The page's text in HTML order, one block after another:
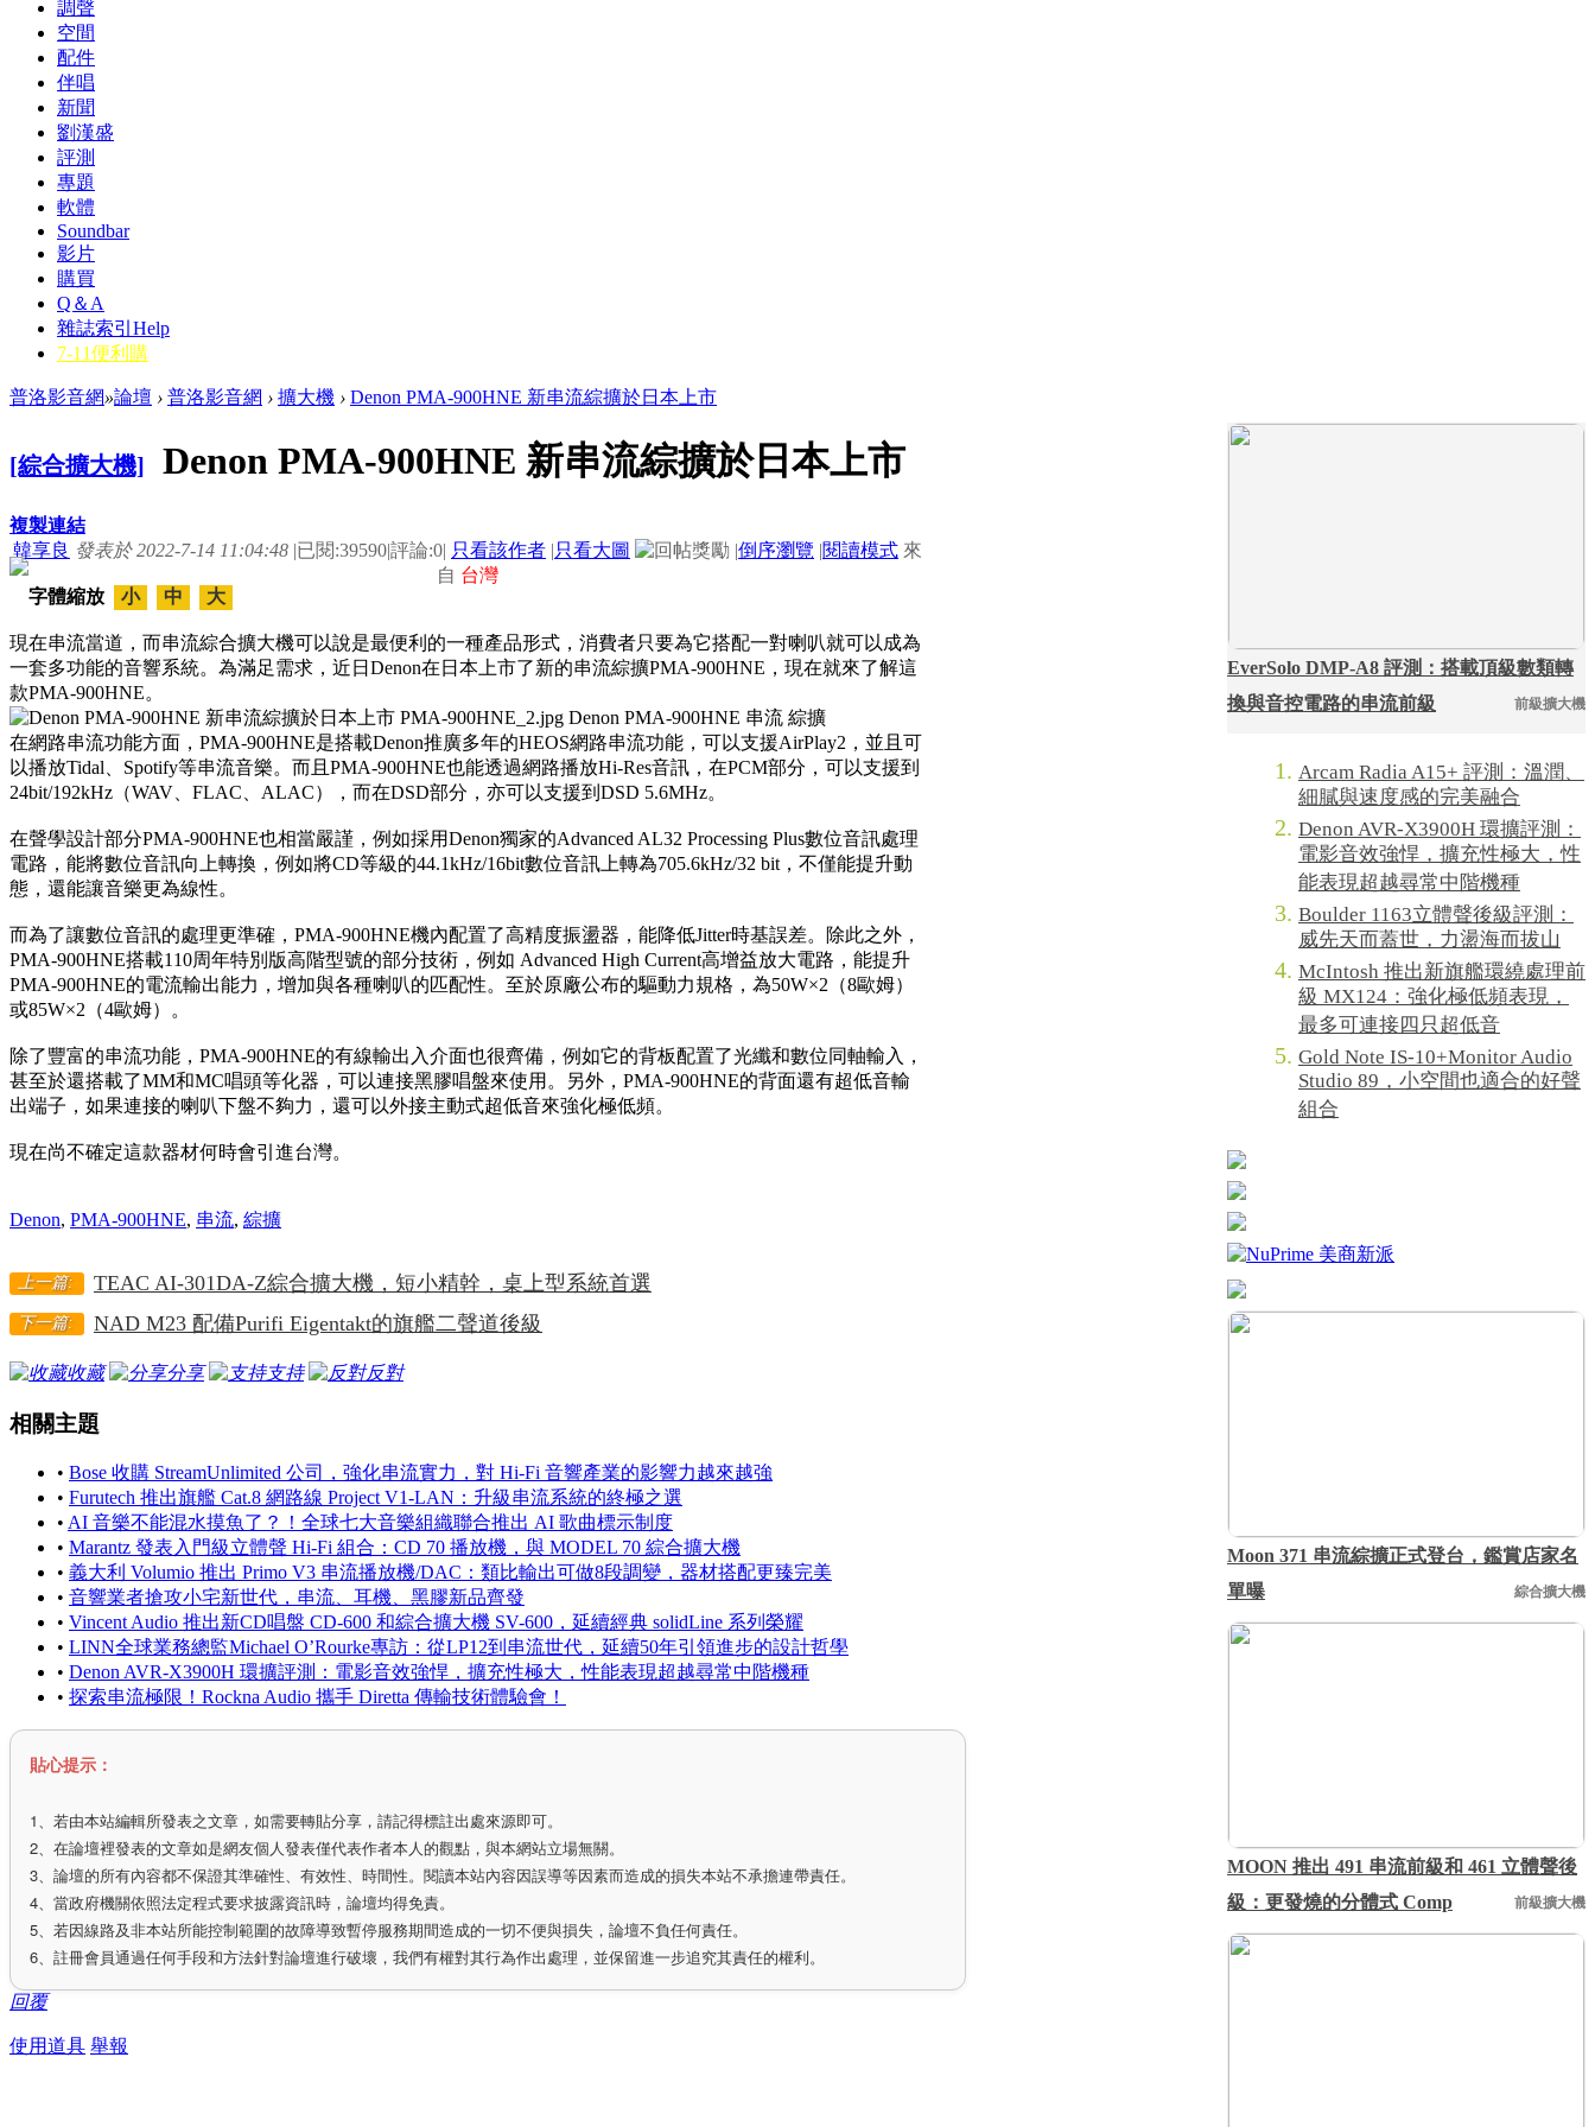
調聲
空間
配件
伴唱
新聞
劉漢盛
評測
專題
軟體
Soundbar
影片
購買
Q＆A
雜誌索引 Help
7-11便利購
普洛影音網»論壇 › 普洛影音網 › 擴大機 › Denon PMA-900HNE 新串流綜擴於日本上市
[綜合擴大機] Denon PMA-900HNE 新串流綜擴於日本上市
複製連結
韓享良 發表於 2022-7-14 11:04:48 |已閱:39590|評論:0| 只看該作者 |只看大圖 |倒序瀏覽 |閱讀模式 來
自 台灣
字體縮放
小 中 大
現在串流當道，而串流綜合擴大機可以說是最便利的一種產品形式，消費者只要為它搭配一對喇叭就可以成為
一套多功能的音響系統。為滿足需求，近日Denon在日本上市了新的串流綜擴PMA-900HNE，現在就來了解這
款PMA-900HNE。
在網路串流功能方面，PMA-900HNE是搭載Denon推廣多年的HEOS網路串流功能，可以支援AirPlay2，並且可
以播放Tidal、Spotify等串流音樂。而且PMA-900HNE也能透過網路播放Hi-Res音訊，在PCM部分，可以支援到
24bit/192kHz（WAV、FLAC、ALAC），而在DSD部分，亦可以支援到DSD 5.6MHz。
在聲學設計部分PMA-900HNE也相當嚴謹，例如採用Denon獨家的Advanced AL32 Processing Plus數位音訊處理
電路，能將數位音訊向上轉換，例如將CD等級的44.1kHz/16bit數位音訊上轉為705.6kHz/32 bit，不僅能提升動
態，還能讓音樂更為線性。
而為了讓數位音訊的處理更準確，PMA-900HNE機內配置了高精度振盪器，能降低Jitter時基誤差。除此之外，
PMA-900HNE搭載110周年特別版高階型號的部分技術，例如 Advanced High Current高增益放大電路，能提升
PMA-900HNE的電流輸出能力，增加與各種喇叭的匹配性。至於原廠公布的驅動力規格，為50W×2（8歐姆）
或85W×2（4歐姆）。
除了豐富的串流功能，PMA-900HNE的有線輸出入介面也很齊備，例如它的背板配置了光纖和數位同軸輸入，
甚至於還搭載了MM和MC唱頭等化器，可以連接黑膠唱盤來使用。另外，PMA-900HNE的背面還有超低音輸
出端子，如果連接的喇叭下盤不夠力，還可以外接主動式超低音來強化極低頻。
現在尚不確定這款器材何時會引進台灣。
Denon, PMA-900HNE, 串流, 綜擴
上一篇: TEAC AI-301DA-Z綜合擴大機，短小精幹，桌上型系統首選
下一篇: NAD M23 配備Purifi Eigentakt的旗艦二聲道後級
收藏 分享 支持 反對
相關主題
• Bose 收購 StreamUnlimited 公司，強化串流實力，對 Hi-Fi 音響產業的影響力越來越強
• Furutech 推出旗艦 Cat.8 網路線 Project V1-LAN：升級串流系統的終極之選
• AI 音樂不能混水摸魚了？！全球七大音樂組織聯合推出 AI 歌曲標示制度
• Marantz 發表入門級立體聲 Hi-Fi 組合：CD 70 播放機，與 MODEL 70 綜合擴大機
• 義大利 Volumio 推出 Primo V3 串流播放機/DAC：類比輸出可做8段調變，器材搭配更臻完美
• 音響業者搶攻小宅新世代，串流、耳機、黑膠新品齊發
• Vincent Audio 推出新CD唱盤 CD-600 和綜合擴大機 SV-600，延續經典 solidLine 系列榮耀
• LINN全球業務總監Michael O’Rourke專訪：從LP12到串流世代，延續50年引領進步的設計哲學
• Denon AVR-X3900H 環擴評測：電影音效強悍，擴充性極大，性能表現超越尋常中階機種
• 探索串流極限！Rockna Audio 攜手 Diretta 傳輸技術體驗會！
貼心提示：
1、若由本站編輯所發表之文章，如需要轉貼分享，請記得標註出處來源即可。
2、在論壇裡發表的文章如是網友個人發表僅代表作者本人的觀點，與本網站立場無關。
3、論壇的所有內容都不保證其準確性、有效性、時間性。閱讀本站內容因誤導等因素而造成的損失本站不承擔連帶責任。
4、當政府機關依照法定程式要求披露資訊時，論壇均得免責。
5、若因線路及非本站所能控制範圍的故障導致暫停服務期間造成的一切不便與損失，論壇不負任何責任。
6、註冊會員通過任何手段和方法針對論壇進行破壞，我們有權對其行為作出處理，並保留進一步追究其責任的權利。
回覆
使用道具 舉報
EverSolo DMP-A8 評測：搭載頂級數類轉
換與音控電路的串流前級
前級擴大機
Arcam Radia A15+ 評測：溫潤、
細膩與速度感的完美融合
Denon AVR-X3900H 環擴評測：
電影音效強悍，擴充性極大，性
能表現超越尋常中階機種
Boulder 1163立體聲後級評測：
威先天而蓋世，力盪海而拔山
McIntosh 推出新旗艦環繞處理前
級 MX124：強化極低頻表現，
最多可連接四只超低音
Gold Note IS-10+Monitor Audio
Studio 89，小空間也適合的好聲
組合
Moon 371 串流綜擴正式登台，鑑賞店家名
單曝
綜合擴大機
MOON 推出 491 串流前級和 461 立體聲後
級：更發燒的分體式 Comp
前級擴大機